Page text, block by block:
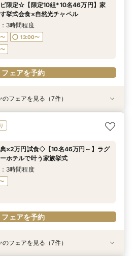
16:00〜
フェアを予約
16:00〜
フェアを予約
16:00〜
フェアを予約
16:00〜
フェアを予約
16:00〜
フェアを予約
16:00〜
フェアを予約
て相談会【1日で完結】
3時間程度
フェアを予約
限定☆【限定10組*10名46万円】家
挙式会食×自然光チャペル
3時間程度
13:00〜
フェアを予約
限定】【パパママ応援！】マタニティ
ママ婚相談会
16:00〜
限定】【挙式＋少人数会食検討の方必
トホームパーティ
16:00〜
限定】【3カ月以内で叶える高コスパ
りチャペル×選べる会場
16:00〜
限定】先輩花嫁大絶賛♪☆リゾート挙
後パーティ－相談会☆
16:00〜
限定】衣装サロン見学付き相談会♪ブ
スも！【衣装特典も】
16:00〜
×2万円試食◇【10名46万円～】ラグ
ホテルで叶う家族挙式
限定】来館で10,000円・さらにご成
円の電子マネープレゼントキャン
て相談会【1日で完結】
3時間程度
のフェアを見る（7件）
×2万円試食◇【10名46万円～】ラグ
ホテルで叶う家族挙式
3時間程度
フェアを予約
のフェアを見る（7件）